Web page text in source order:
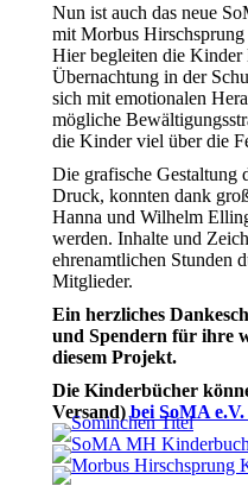
Nun ist auch das neue
mit Morbus Hirschsprung
Hier begleiten die Kinder
Übernachtung in der
sich mit emotionalen
mögliche
die Kinder viel über die
Die grafische Gestaltung
Druck, konnten dank
Hanna und Wilhelm
werden. Inhalte und
ehrenamtlichen Stunden
Mitglieder.
Ein herzliches
und Spendern für ihre
diesem Projekt.
Die Kinderbücher
Versand)bei SoMA